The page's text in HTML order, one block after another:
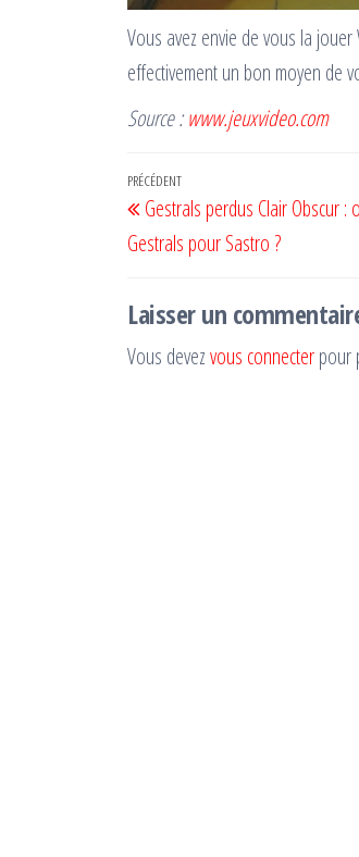
Vous avez envie de vous la
effectivement un bon moyen de
Source :www.jeuxvideo.com
Navigation
de
l’article
Article
précédent
PRÉCÉDENT
Gestrals perdus Clair Obscur
Gestrals pour Sastro ?
Laisser un
Vous devezvous connecterpour